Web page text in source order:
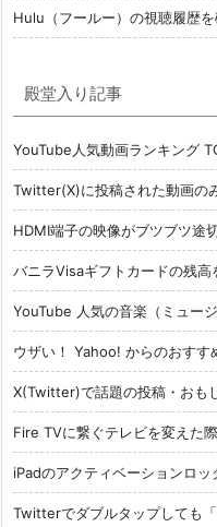
Hulu（フールー）の視聴履歴
殿堂入り記事
YouTube人気動画ランキング
Twitter(X)に投稿された動画の
HDMI端子の映像がブツブツ途
バニラVisaギフトカードの残
YouTube 人気の音楽（ミュー
ウザい！ Yahoo! からのおすす
X(Twitter)で話題の投稿・おも
Fire TVに繋ぐテレビを変えた
iPadのアクティベーションロ
Twitterでダブルタップしても